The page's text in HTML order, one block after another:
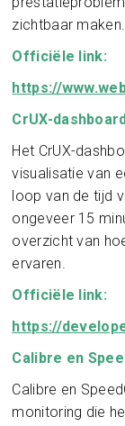
zichtbaar maken.
Officiële link:
https://
CrUX-dashboard
Het CrUX-
visualisatie van
loop van de tijd
ongeveer 15
overzicht van
ervaren.
Officiële link:
https://
Calibre en
Calibre en
monitoring die